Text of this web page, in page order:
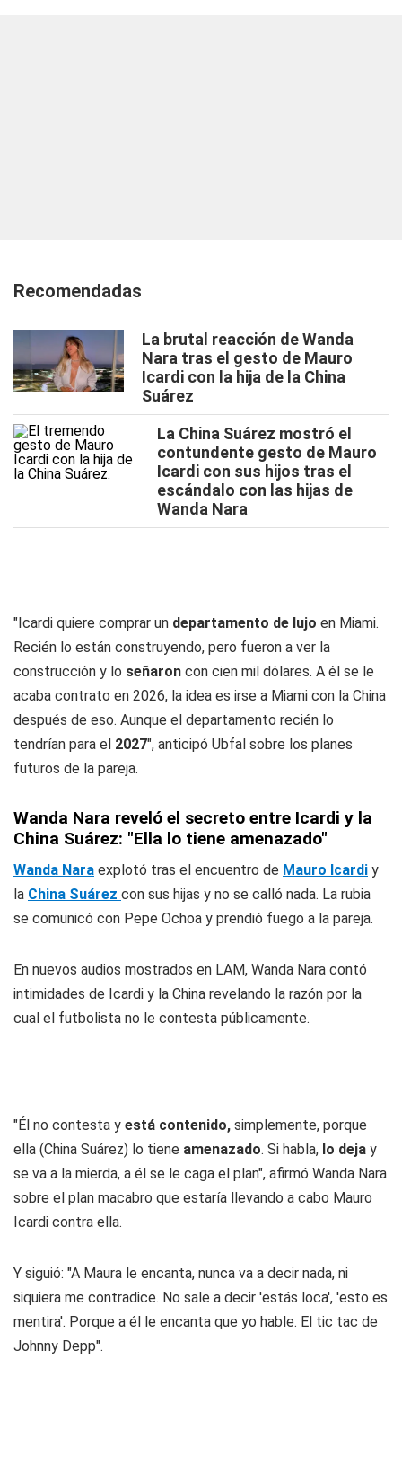
Recomendadas
La brutal reacción de Wanda
Nara tras el gesto de Mauro
Icardi con la hija de la China
Suárez
La China Suárez mostró el
contundente gesto de Mauro
Icardi con sus hijos tras el
escándalo con las hijas de
Wanda Nara
"Icardi quiere comprar un departamento de lujo en Miami.
Recién lo están construyendo, pero fueron a ver la
construcción y lo señaron con cien mil dólares. A él se le
acaba contrato en 2026, la idea es irse a Miami con la China
después de eso. Aunque el departamento recién lo
tendrían para el 2027", anticipó Ubfal sobre los planes
futuros de la pareja.
Wanda Nara reveló el secreto entre Icardi y la
China Suárez: "Ella lo tiene amenazado"
Wanda Nara explotó tras el encuentro de Mauro Icardi y
la China Suárez con sus hijas y no se calló nada. La rubia
se comunicó con Pepe Ochoa y prendió fuego a la pareja.
En nuevos audios mostrados en LAM, Wanda Nara contó
intimidades de Icardi y la China revelando la razón por la
cual el futbolista no le contesta públicamente.
"Él no contesta y está contenido, simplemente, porque
ella (China Suárez) lo tiene amenazado. Si habla, lo deja y
se va a la mierda, a él se le caga el plan", afirmó Wanda Nara
sobre el plan macabro que estaría llevando a cabo Mauro
Icardi contra ella.
Y siguió: "A Maura le encanta, nunca va a decir nada, ni
siquiera me contradice. No sale a decir 'estás loca', 'esto es
mentira'. Porque a él le encanta que yo hable. El tic tac de
Johnny Depp".